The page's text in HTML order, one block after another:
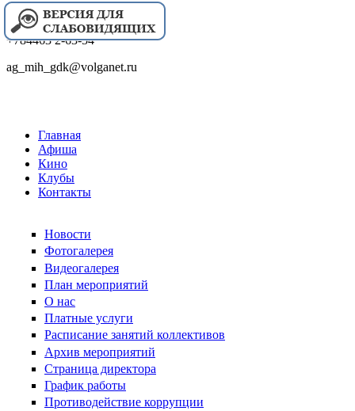
+784463 2-63-54
ag_mih_gdk@volganet.ru
Главная
Афиша
Кино
Клубы
Контакты
Новости
Фотогалерея
Видеогалерея
План мероприятий
О нас
Платные услуги
Расписание занятий коллективов
Архив мероприятий
Страница директора
График работы
Противодействие коррупции